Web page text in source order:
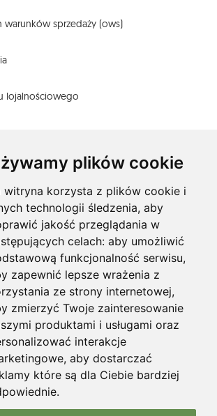
plików cookie
witryna korzysta z plików cookie i
technologii śledzenia, aby
jakość przeglądania w
celach: aby umożliwić
funkcjonalność serwisu,
zapewnić lepsze wrażenia z
ze strony internetowej,
zmierzyć Twoje zainteresowanie
produktami i usługami oraz
interakcje
, aby dostarczać
które są dla Ciebie bardziej
.
sprzedaży (ows)
lojalnościowego
w sklepie olium.pl?
Wszystkie prawa zastrzeżone. Designed by